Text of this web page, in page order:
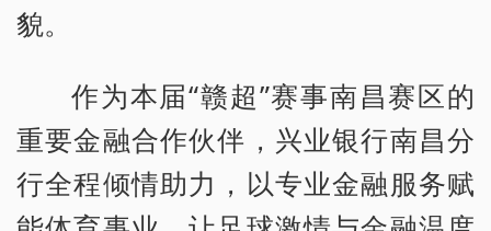
貌。
作为本届“赣超”赛事南昌赛区的
重要金融合作伙伴，兴业银行南昌分
行全程倾情助力，以专业金融服务赋